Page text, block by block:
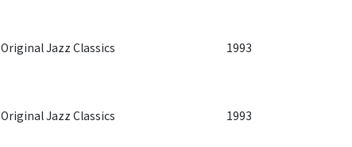
Original Jazz Classics 1993
Original Jazz Classics 1993